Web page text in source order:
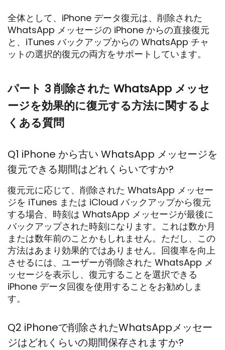
全体として、iPhone データ復元は、削除された
WhatsApp メッセージの iPhone からの直接復元
と、iTunes バックアップからの WhatsApp チャ
ットの選択的復元の両方をサポートしています。
パート 3 削除された WhatsApp メッセ
ージを効果的に復元する方法に関するよ
くある質問
Q1 iPhone から古い WhatsApp メッセージを
復元できる期間はどれくらいですか?
復元元に応じて、削除された WhatsApp メッセー
ジを iTunes または iCloud バックアップから復元
する場合、時刻は WhatsApp メッセージが最後に
バックアップされた時刻になります。これは数か月
または数年前のことかもしれません。ただし、この
方法はあまり効果的ではありません。回復率を向上
させるには、ユーザーが削除された WhatsApp メ
ッセージを表示し、復元することを選択できる
iPhone データ回復を使用することをお勧めしま
す。
Q2 iPhoneで削除されたWhatsAppメッセー
ジはどれくらいの期間保存されますか?